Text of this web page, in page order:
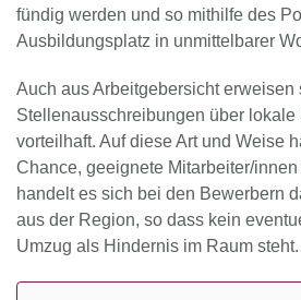
fündig werden und so mithilfe des
Ausbildungsplatz in unmittelbarer
Auch aus Arbeitgebersicht erweisen
Stellenausschreibungen über lokale
vorteilhaft. Auf diese Art und Weise
Chance, geeignete Mitarbeiter/
handelt es sich bei den Bewerbern
aus der Region, so dass kein
Umzug als Hindernis im Raum steht.